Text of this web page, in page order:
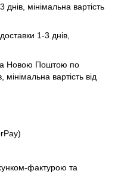
мінімальна вартість
1-3 днів,
Новою Поштою по
мінімальна вартість від
фактурою та